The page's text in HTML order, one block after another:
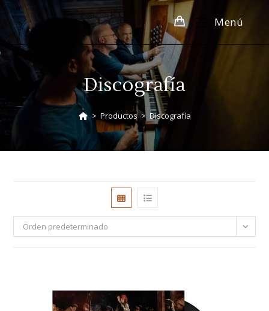
Menú
Discografía
> Productos > Discografía
Orden predeterminado